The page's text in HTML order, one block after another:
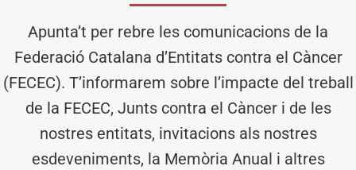
Apunta’t per rebre les comunicacions de la
Federació Catalana d’Entitats contra el Càncer
(FECEC). T’informarem sobre l’impacte del treball
de la FECEC, Junts contra el Càncer i de les
nostres entitats, invitacions als nostres
esdeveniments, la Memòria Anual i altres